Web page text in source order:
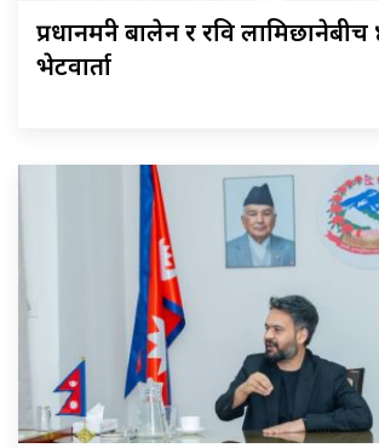
प्रधानमन्त्री बालेन र रवि
भेटवार्ता